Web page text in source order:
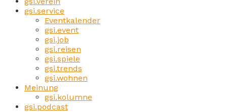
gsi.service
Eventkalender
gsi.event
gsi.job
gsi.reisen
gsi.spiele
gsi.trends
gsi.wohnen
Meinung
gsi.kolumne
gsi.podcast